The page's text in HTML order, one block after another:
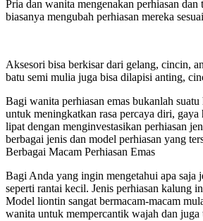
Pria dan wanita mengenakan perhiasan
biasanya mengubah perhiasan mereka
Aksesori bisa berkisar dari gelang, cincin,
batu semi mulia juga bisa dilapisi anting,
Bagi wanita perhiasan emas bukanlah
untuk meningkatkan rasa percaya diri,
lipat dengan menginvestasikan perhiasan
berbagai jenis dan model perhiasan yang
Berbagai Macam Perhiasan Emas
Bagi Anda yang ingin mengetahui apa saja
seperti rantai kecil. Jenis perhiasan kalung
Model liontin sangat bermacam-macam
wanita untuk mempercantik wajah dan